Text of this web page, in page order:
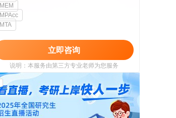
MEM
MPAcc
MTA
立即咨询
说明：本服务由第三方专业老师为您服务
我已阅读并同意 《用户政策》
《用户服务
使用协议》